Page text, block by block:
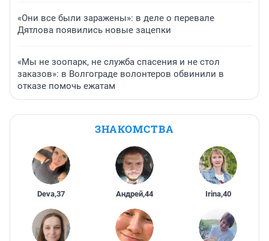
«Они все были заражены»: в деле о перевале
Дятлова появились новые зацепки
«Мы не зоопарк, не служба спасения и не стол
заказов»: в Волгограде волонтеров обвинили в
отказе помочь ежатам
ЗНАКОМСТВА
Deva,37 Андрей,44 Irina,40